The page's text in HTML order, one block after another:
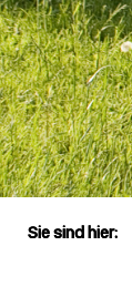
Sie sind hier: